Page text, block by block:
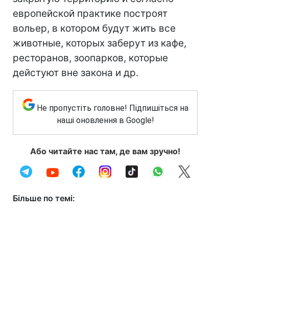
европейской практике построят
вольер, в котором будут жить все
животные, которых заберут из кафе,
ресторанов, зоопарков, которые
дейстуют вне закона и др.
Не пропустіть головне! Підпишіться на
наші оновлення в Google!
Або читайте нас там, де вам зручно!
Більше по темі: